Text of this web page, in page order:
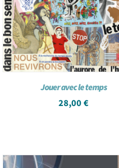
Jouer avec le temps
28,00 €